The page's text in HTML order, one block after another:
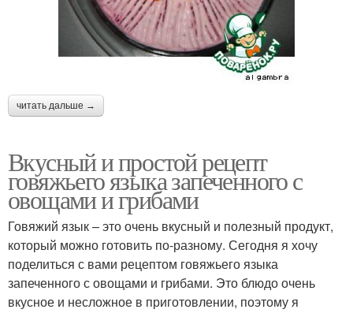
читать дальше →
Вкусный и простой рецепт
говяжьего языка запеченного с
овощами и грибами
Говяжий язык – это очень вкусный и полезный продукт,
который можно готовить по-разному. Сегодня я хочу
поделиться с вами рецептом говяжьего языка
запеченного с овощами и грибами. Это блюдо очень
вкусное и несложное в приготовлении, поэтому я